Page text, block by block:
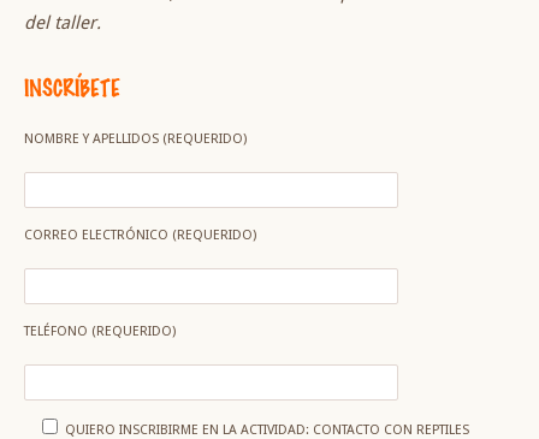
del taller.
INSCRÍBETE
NOMBRE Y APELLIDOS (REQUERIDO)
CORREO ELECTRÓNICO (REQUERIDO)
TELÉFONO (REQUERIDO)
QUIERO INSCRIBIRME EN LA ACTIVIDAD: CONTACTO CON REPTILES